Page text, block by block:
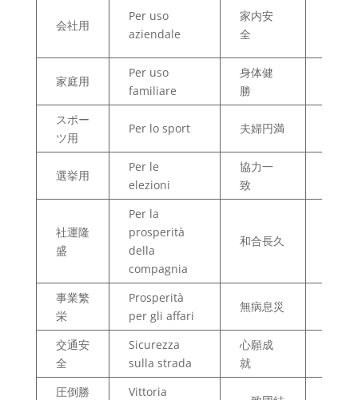
会社用
Per uso
aziendale
家内安
全
家庭用
Per uso
familiare
身体健
勝
スポー
ツ用
Per lo sport 夫婦円満
選挙用
Per le
elezioni
協力一
致
社運隆
盛
Per la
prosperità
della
compagnia
和合長久
事業繁
栄
Prosperità
per gli affari
無病息災
交通安
全
Sicurezza
sulla strada
心願成
就
圧倒勝
Vittoria